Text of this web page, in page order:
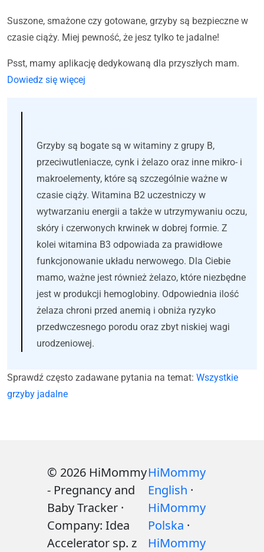
Suszone, smażone czy gotowane, grzyby są bezpieczne w
czasie ciąży. Miej pewność, że jesz tylko te jadalne!
Psst, mamy aplikację dedykowaną dla przyszłych mam.
Dowiedz się więcej
Grzyby są bogate są w witaminy z grupy B,
przeciwutleniacze, cynk i żelazo oraz inne mikro- i
makroelementy, które są szczególnie ważne w
czasie ciąży. Witamina B2 uczestniczy w
wytwarzaniu energii a także w utrzymywaniu oczu,
skóry i czerwonych krwinek w dobrej formie. Z
kolei witamina B3 odpowiada za prawidłowe
funkcjonowanie układu nerwowego. Dla Ciebie
mamo, ważne jest również żelazo, które niezbędne
jest w produkcji hemoglobiny. Odpowiednia ilość
żelaza chroni przed anemią i obniża ryzyko
przedwczesnego porodu oraz zbyt niskiej wagi
urodzeniowej.
Sprawdź często zadawane pytania na temat: Wszystkie
grzyby jadalne
© 2026 HiMommy
- Pregnancy and
Baby Tracker ·
Company: Idea
Accelerator sp. z
HiMommy
English ·
HiMommy
Polska ·
HiMommy